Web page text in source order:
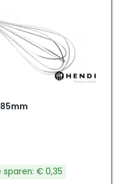
sparen: € 0,35